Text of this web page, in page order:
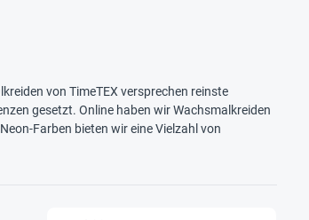
von TimeTEX versprechen reinste
gesetzt. Online haben wir Wachsmalkreiden
Farben bieten wir eine Vielzahl von